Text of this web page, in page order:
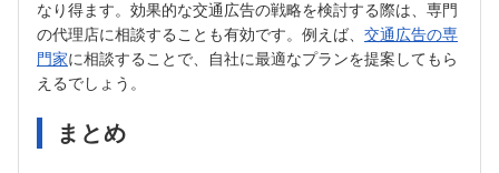
なり得ます。効果的な交通広告の戦略を検討する際は、専門
の代理店に相談することも有効です。例えば、 交通広告の専
門家に相談することで、自社に最適なプランを提案してもら
えるでしょう。
まとめ